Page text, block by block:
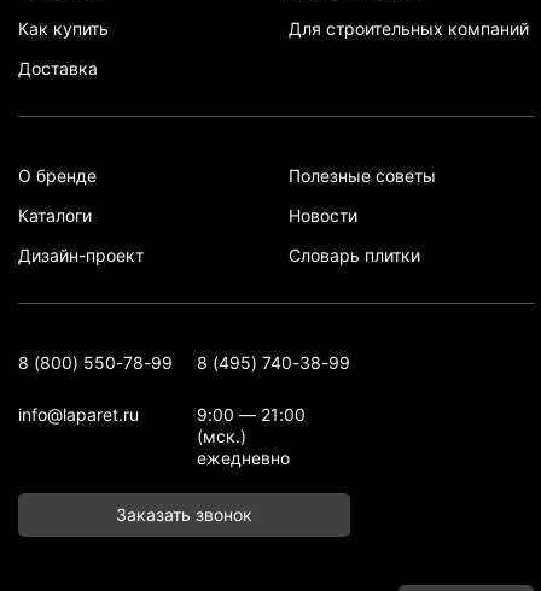
Как купить
Доставка
Для строительных компаний
О бренде
Каталоги
Дизайн-проект
Полезные советы
Новости
Словарь плитки
8 (800) 550-78-99 8 (495) 740-38-99
info@laparet.ru
9:00 — 21:00
(мск.)
ежедневно
Заказать звонок